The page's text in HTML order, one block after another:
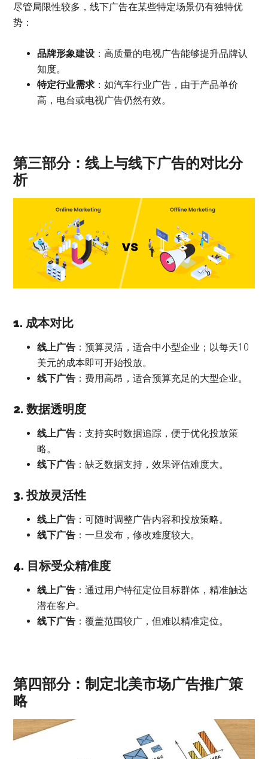
尽管局限性较多，线下广告在某些特定场景仍有独特优
势：
品牌形象建设 ：高质量的电视广告能够提升品牌认
知度。
特定行业需求 ：如汽车行业广告，由于产品单价
高，电台或电视广告仍然有效。
第三部分：线上与线下广告的对比分
析
1. 成本对比
线上广告 ：预算灵活，适合中小型企业；以每天10
美元的成本即可开始投放。
线下广告 ：费用高昂，适合预算充足的大型企业。
2. 数据透明度
线上广告 ：支持实时数据追踪，便于优化投放策
略。
线下广告 ：缺乏数据支持，效果评估难度大。
3. 投放灵活性
线上广告 ：可随时调整广告内容和投放策略。
线下广告 ：一旦发布，修改难度较大。
4. 目标受众精准度
线上广告 ：通过用户特征定位目标群体，精准触达
潜在客户。
线下广告 ：覆盖范围较广，但难以精准定位。
第四部分：制定北美市场广告推广策
略